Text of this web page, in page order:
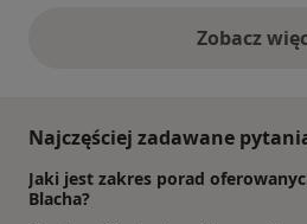
Zobacz
Najczęściej zadawane
Jaki jest zakres porad
Blacha?